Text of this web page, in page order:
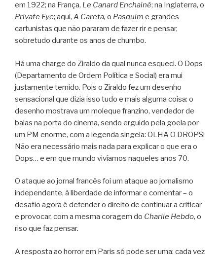
em 1922; na França, Le Canard Enchainé; na Inglaterra, o
Private Eye; aqui, A Careta, o Pasquim e grandes
cartunistas que não pararam de fazer rir e pensar,
sobretudo durante os anos de chumbo.
Há uma charge do Ziraldo da qual nunca esqueci. O Dops
(Departamento de Ordem Política e Social) era mui
justamente temido. Pois o Ziraldo fez um desenho
sensacional que dizia isso tudo e mais alguma coisa: o
desenho mostrava um moleque franzino, vendedor de
balas na porta do cinema, sendo erguido pela goela por
um PM enorme, com a legenda singela: OLHA O DROPS!
Não era necessário mais nada para explicar o que era o
Dops… e em que mundo vivíamos naqueles anos 70.
O ataque ao jornal francês foi um ataque ao jornalismo
independente, à liberdade de informar e comentar – o
desafio agora é defender o direito de continuar a criticar
e provocar, com a mesma coragem do Charlie Hebdo, o
riso que faz pensar.
A resposta ao horror em Paris só pode ser uma: cada vez